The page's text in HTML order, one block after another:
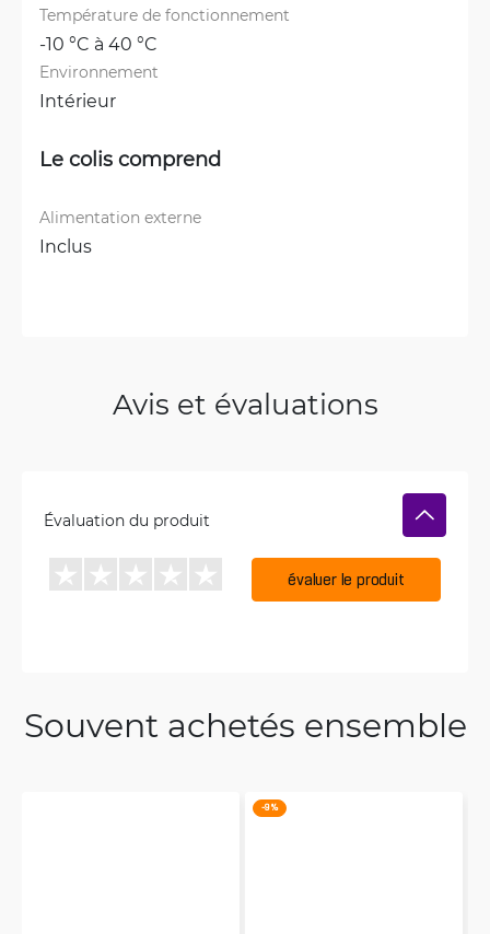
Température de fonctionnement
-10 °C à 40 °C
Environnement
Intérieur
Le colis comprend
Alimentation externe
Inclus
Avis et évaluations
Évaluation du produit
évaluer le produit
Souvent achetés ensemble
-9 %